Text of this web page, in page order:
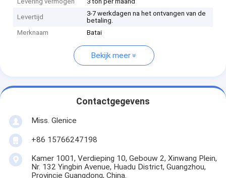
Levertijd
3-7 werkdagen na het ontvangen van de
betaling.
Merknaam
Batai
Bekijk meer
Contactgegevens
Miss. Glenice
+86 15766247198
Kamer 1001, Verdieping 10, Gebouw 2, Xinwang Plein,
Nr. 132 Yingbin Avenue, Huadu District, Guangzhou,
Provincie Guangdong, China.